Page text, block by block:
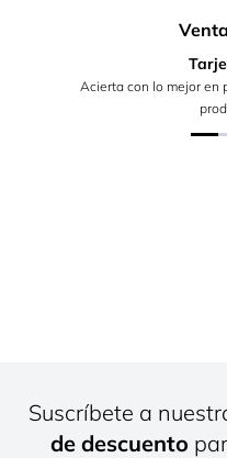
Acierta con lo mejor en
Suscríbete a
de descuento